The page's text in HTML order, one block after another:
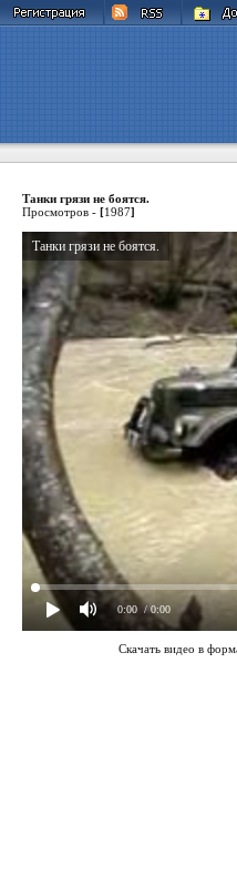
Танки грязи не боятся.
Просмотров - [1987]
Танки грязи не боятся.
0:00 / 0:00
Скачать видео в